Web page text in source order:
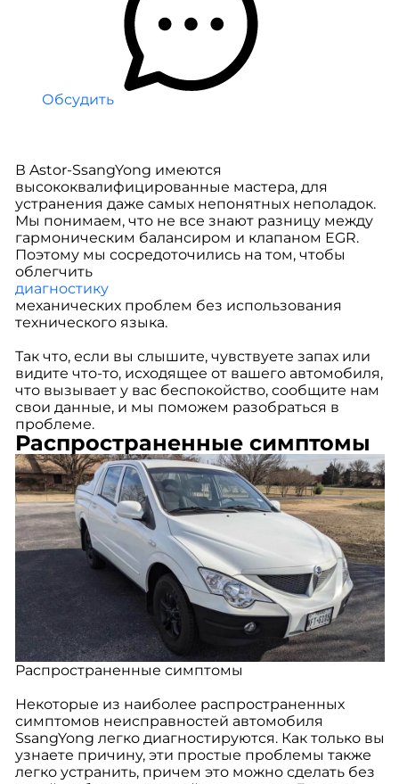
Обсудить
В Astor-SsangYong имеются
высококвалифицированные мастера, для
устранения даже самых непонятных неполадок.
Мы понимаем, что не все знают разницу между
гармоническим балансиром и клапаном EGR.
Поэтому мы сосредоточились на том, чтобы
облегчить
диагностику
механических проблем без использования
технического языка.
Так что, если вы слышите, чувствуете запах или
видите что-то, исходящее от вашего автомобиля,
что вызывает у вас беспокойство, сообщите нам
свои данные, и мы поможем разобраться в
проблеме.
Распространенные симптомы
Распространенные симптомы
Некоторые из наиболее распространенных
симптомов неисправностей автомобиля
SsangYong легко диагностируются. Как только вы
узнаете причину, эти простые проблемы также
легко устранить, причем это можно сделать без